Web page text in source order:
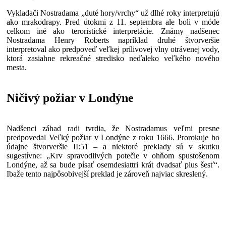
Vykladači Nostradama „duté hory/vrchy“ už dlhé roky interpretujú
ako mrakodrapy. Pred útokmi z 11. septembra ale boli v móde
celkom iné ako teroristické interpretácie. Známy nadšenec
Nostradama Henry Roberts napríklad druhé štvorveršie
interpretoval ako predpoveď veľkej prílivovej vlny otrávenej vody,
ktorá zasiahne rekreačné stredisko neďaleko veľkého nového
mesta.
Ničivý požiar v Londýne
Nadšenci záhad radi tvrdia, že Nostradamus veľmi presne
predpovedal Veľký požiar v Londýne z roku 1666. Prorokuje ho
údajne štvorveršie II:51 – a niektoré preklady sú v skutku
sugestívne: „Krv spravodlivých potečie v ohňom spustošenom
Londýne, až sa bude písať osemdesiattri krát dvadsať plus šesť“.
Ibaže tento najpôsobivejší preklad je zároveň najviac skreslený.